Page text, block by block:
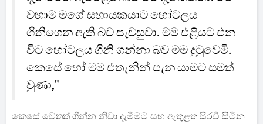
වහාම මගේ සහායකයාට හෝටලය
ගිනිගෙන ඇති බව පැවසුවා. මම එළියට එන
විට හෝටලය ගිනි ගන්නා බව මම දුටුවෙමි.
කෙසේ හෝ මම එතැනින් පැන යාමට සමත්
වුණා,"
කෙසේ වෙතත් ගින්න නිවා දැමීමට සහ ඇතුළත සිරවී සිටින